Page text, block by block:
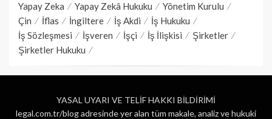
Yapay Zeka
Yapay Zekâ Hukuku
Yönetim Kurulu
Çin
İflas İngiltere İş Akdi
İş Hukuku
İş Sözleşmesi
İşveren İşçi İş İlişkisi
Şirketler
Şirketler Hukuku
YASAL UYARI VE TELİF HAKKI BİLDİRİMİ
legal.com.tr/blog adresinde yer alan tüm makale, analiz ve hukuki